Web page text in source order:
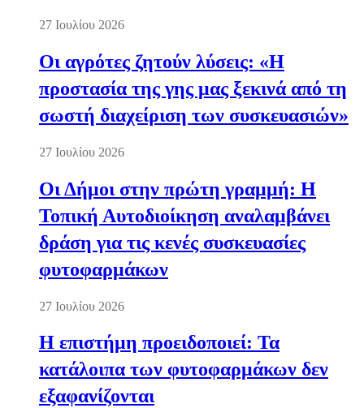
27 Ιουλίου 2026
Οι αγρότες ζητούν λύσεις: «Η
προστασία της γης μας ξεκινά από τη
σωστή διαχείριση των συσκευασιών»
27 Ιουλίου 2026
Οι Δήμοι στην πρώτη γραμμή: Η
Τοπική Αυτοδιοίκηση αναλαμβάνει
δράση για τις κενές συσκευασίες
φυτοφαρμάκων
27 Ιουλίου 2026
Η επιστήμη προειδοποιεί: Τα
κατάλοιπα των φυτοφαρμάκων δεν
εξαφανίζονται